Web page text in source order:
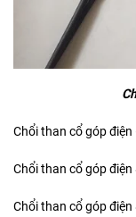
Chổi than cổ góp
Chổi than cổ góp
Chổi than cổ góp